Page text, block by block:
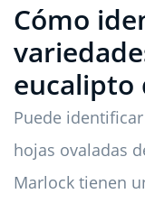
Cómo
eucalipto
Puede
hojas ovaladas
Marlock tienen